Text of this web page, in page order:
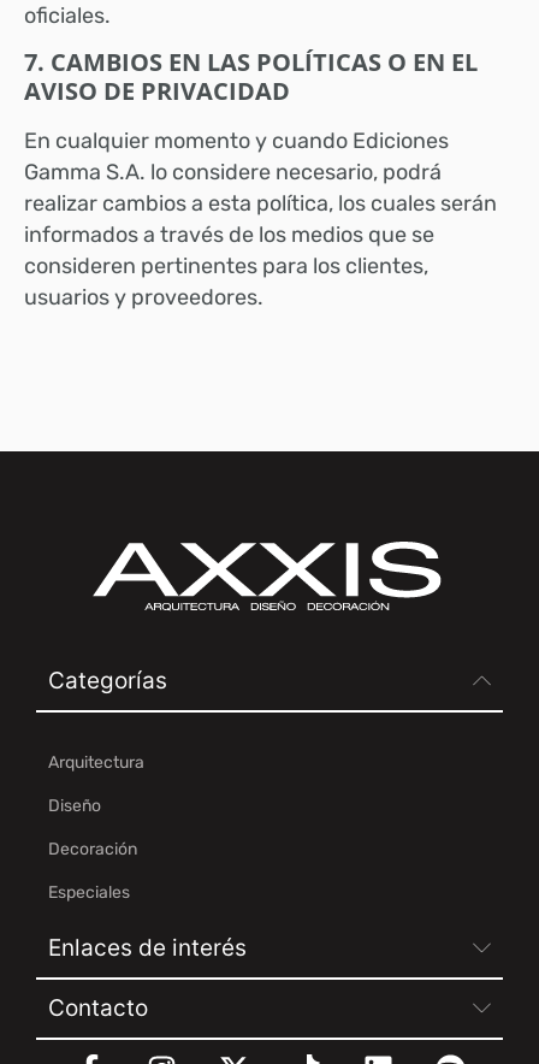
oficiales.
7. CAMBIOS EN LAS POLÍTICAS O EN EL
AVISO DE PRIVACIDAD
En cualquier momento y cuando Ediciones
Gamma S.A. lo considere necesario, podrá
realizar cambios a esta política, los cuales serán
informados a través de los medios que se
consideren pertinentes para los clientes,
usuarios y proveedores.
Categorías
Arquitectura
Diseño
Decoración
Especiales
Enlaces de interés
Contacto